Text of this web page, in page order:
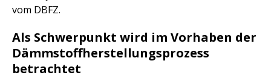
vom DBFZ.
Als Schwerpunkt wird im Vorhaben der
Dämmstoffherstellungsprozess
betrachtet